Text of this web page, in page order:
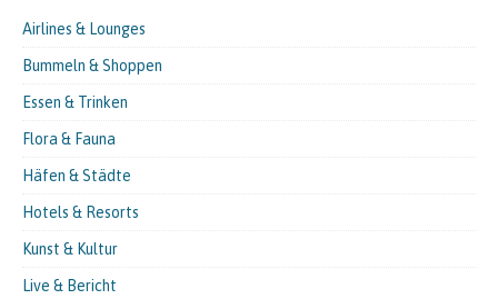
Airlines & Lounges
Bummeln & Shoppen
Essen & Trinken
Flora & Fauna
Häfen & Städte
Hotels & Resorts
Kunst & Kultur
Live & Bericht